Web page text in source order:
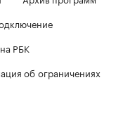
РБК
об ограничениях